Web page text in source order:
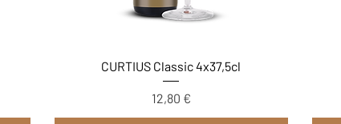
Aperçu rapide
CURTIUS Classic 4x37,5cl
Prix
12,80 €